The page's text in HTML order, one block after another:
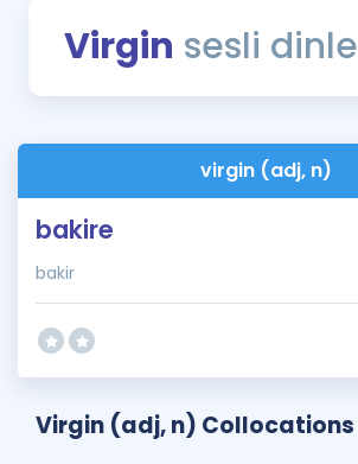
Rehberlik Aracı
Blog
İngilizce Gramer
Virgin sesli dinle
virgin (adj, n)
bakire
bakir
Virgin (adj, n) Collocations